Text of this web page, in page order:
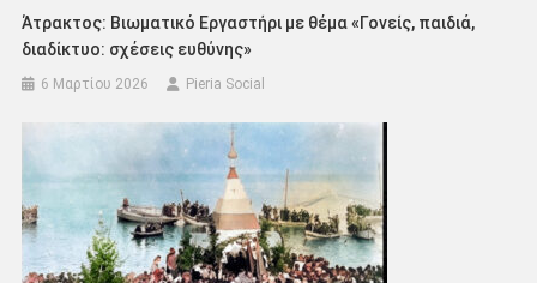
Άτρακτος: Βιωματικό Εργαστήρι με θέμα «Γονείς, παιδιά,
διαδίκτυο: σχέσεις ευθύνης»
6 Μαρτίου 2026 Pieria Social